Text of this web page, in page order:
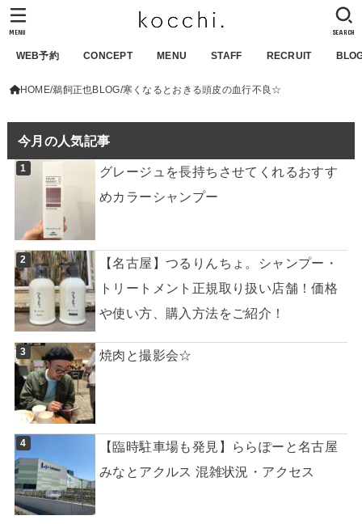
WEB予約 CONCEPT MENU STAFF RECRUIT
SEARCH
MENU
HOME 鵜飼正也BLOG 寒くなるとおきる頭皮の血行不良☆
今月の人気記事
グレージュを長持ちさせてくれるおすす
めカラーシャンプー
【名古屋】つるりんちょ。シャンプー・
トリートメント正規取り扱い店舗！価格
や使い方、購入方法をご紹介！
焼肉と撮影会☆
【臨時駐車場も発見】ららぽーと名古屋
みなとアクルス 混雑状況・アクセス